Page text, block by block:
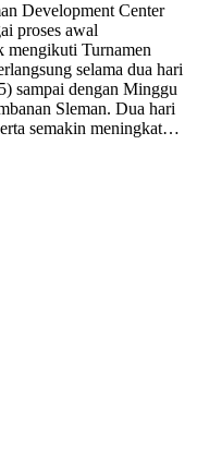
Development Center
proses awal
mengikuti Turnamen
selama dua hari
sampai dengan Minggu
Sleman. Dua hari
semakin meningkat…